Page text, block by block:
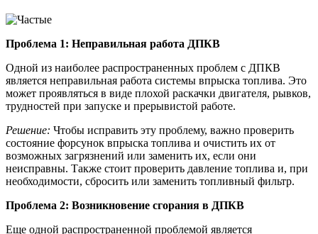
Проблема 1: Неправильная работа ДПКВ
Одной из наиболее распространенных проблем с ДПКВ
является неправильная работа системы впрыска топлива. Это
может проявляться в виде плохой раскачки двигателя, рывков,
трудностей при запуске и прерывистой работе.
Решение: Чтобы исправить эту проблему, важно проверить
состояние форсунок впрыска топлива и очистить их от
возможных загрязнений или заменить их, если они
неисправны. Также стоит проверить давление топлива и, при
необходимости, сбросить или заменить топливный фильтр.
Проблема 2: Возникновение сгорания в ДПКВ
Еще одной распространенной проблемой является